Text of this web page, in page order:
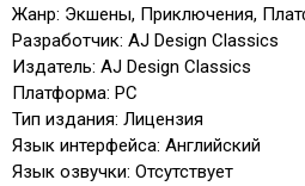
Жанр: Экшены, Приключения,
Разработчик: AJ Design Classics
Издатель: AJ Design Classics
Платформа: PC
Тип издания: Лицензия
Язык интерфейса: Английский
Язык озвучки: Отсутствует